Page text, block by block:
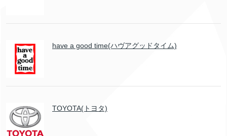
have a good time(ハヴアグッドタイム)
TOYOTA(トヨタ)